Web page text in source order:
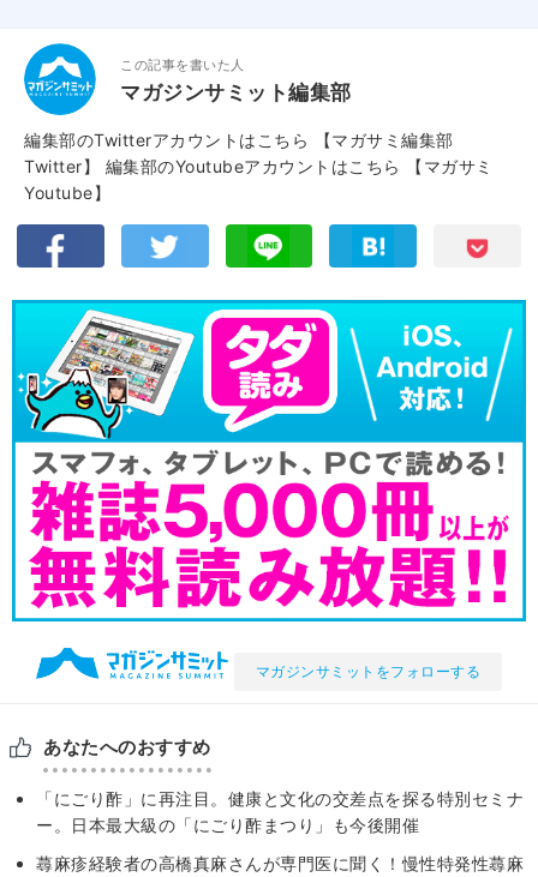
この記事を書いた人
マガジンサミット編集部
編集部のTwitterアカウントはこちら
【マガサミ編集部
Twitter】
編集部のYoutubeアカウントはこちら
【マガサミ
Youtube】
マガジンサミットをフォローする
あなたへのおすすめ
「にごり酢」に再注目。健康と文化の交差点を探る特別セミナ
ー。日本最大級の「にごり酢まつり」も今後開催
蕁麻疹経験者の高橋真麻さんが専門医に聞く！慢性特発性蕁麻